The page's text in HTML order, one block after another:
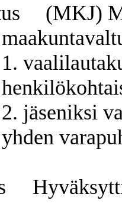
(MKJ)
1.
2. jäseniksi
yhden